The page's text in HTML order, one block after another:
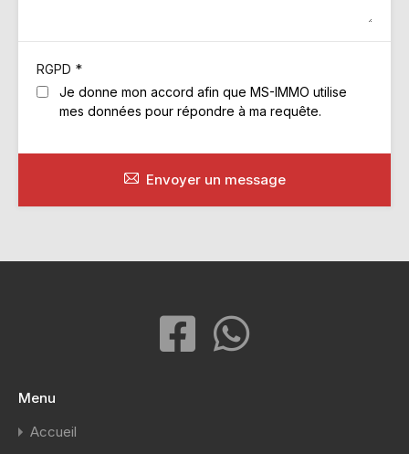
RGPD *
Je donne mon accord afin que MS-IMMO utilise
mes données pour répondre à ma requête.
Envoyer un message
Menu
Accueil